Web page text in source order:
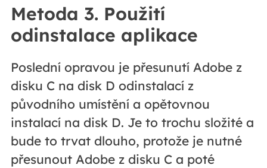
Metoda 3. Použití
odinstalace aplikace
Poslední opravou je přesunutí Adobe z
disku C na disk D odinstalací z
původního umístění a opětovnou
instalací na disk D. Je to trochu složité a
bude to trvat dlouho, protože je nutné
přesunout Adobe z disku C a poté